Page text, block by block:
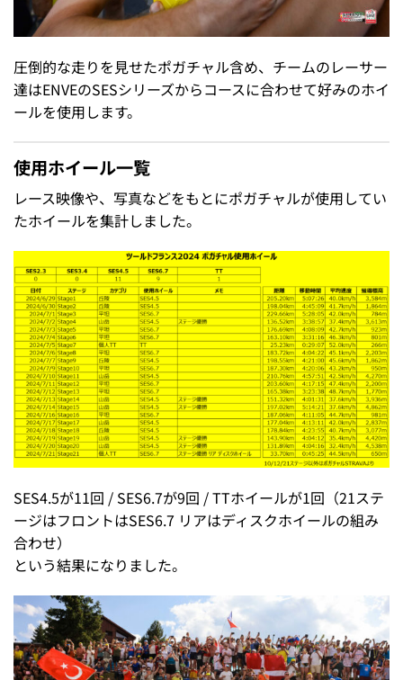
圧倒的な走りを見せたポガチャル含め、チームのレーサー
達はENVEのSESシリーズからコースに合わせて好みのホイ
ールを使用します。
使用ホイール一覧
レース映像や、写真などをもとにポガチャルが使用してい
たホイールを集計しました。
SES4.5が11回 / SES6.7が9回 / TTホイールが1回（21ステ
ージはフロントはSES6.7 リアはディスクホイールの組み
合わせ）
という結果になりました。